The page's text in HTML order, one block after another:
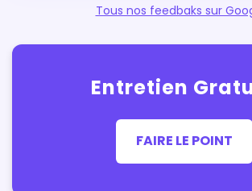
Tous nos feedbaks sur
Entretien
FAIRE LE POINT